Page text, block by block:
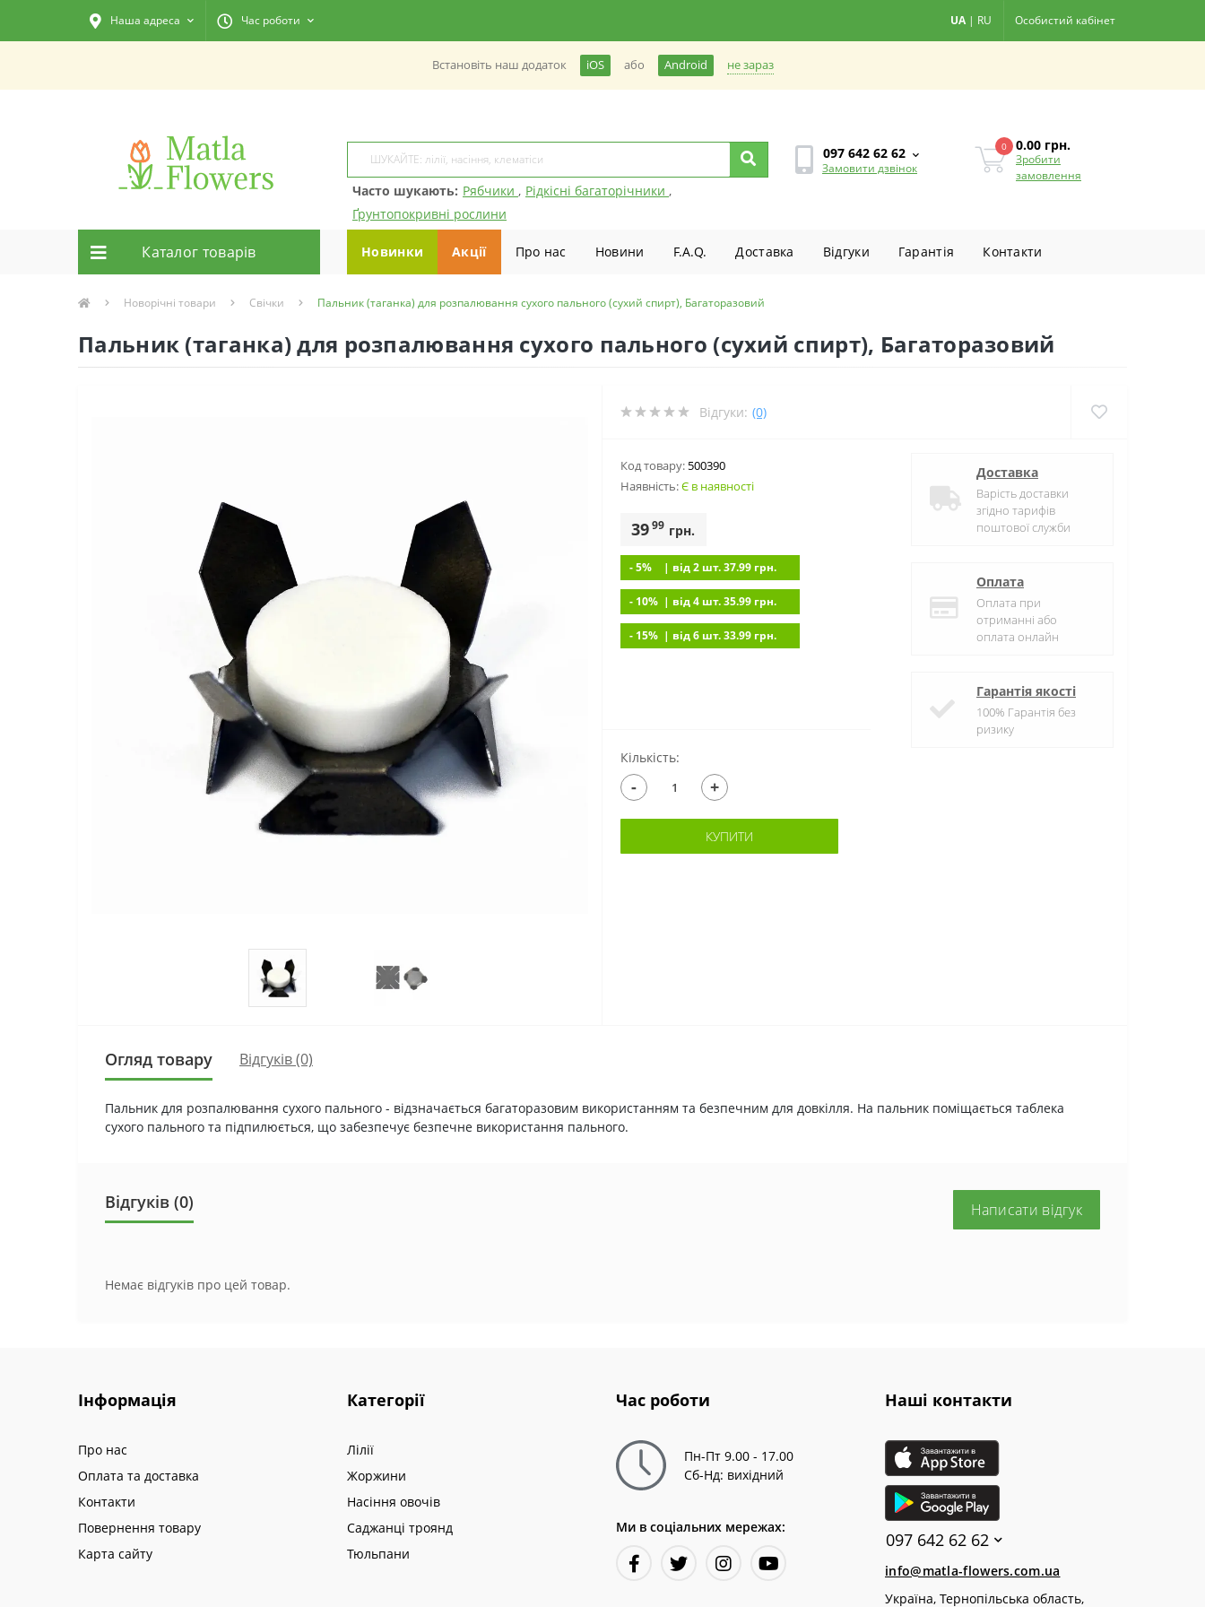
Наша адреса Час роботи UA | RU Особистий кабінет
Встановiть наш додаток iOS або Android не зараз
Часто шукають: Рябчики , Рідкісні багаторічники ,
Ґрунтопокривні рослини
097 642 62 62
Замовити дзвінок
0 0.00 грн.
Зробити
замовлення
Каталог товарiв Новинки Акції Про нас Новини F.A.Q. Доставка Вiдгуки Гарантiя Контакти
Новорічні товари Свічки Пальник (таганка) для розпалювання сухого пального (сухий спирт), Багаторазовий
Пальник (таганка) для розпалювання сухого пального (сухий спирт), Багаторазовий
Відгуки: (0)
Код товару: 500390
Наявність:Є в наявності
3999 грн.
- 5% | вiд 2 шт. 37.99 грн.
- 10% | вiд 4 шт. 35.99 грн.
- 15% | вiд 6 шт. 33.99 грн.
Доставка
Варість доставки
згідно тарифів
поштової служби
Оплата
Оплата при
отриманні або
оплата онлайн
Гарантія якості
100% Гарантія без
ризику
Кількість:
- +
КУПИТИ
Огляд товару Відгуків (0)
Пальник для розпалювання сухого пального - відзначається багаторазовим використанням та безпечним для довкілля. На пальник поміщається таблека
сухого пального та підпилюється, що забезпечує безпечне використання пального.
Відгуків (0) Написати відгук
Немає відгуків про цей товар.
Інформація
Про нас
Оплата та доставка
Контакти
Повернення товару
Карта сайту
Категорії
Лілії
Жоржини
Насіння овочів
Саджанці троянд
Тюльпани
Час роботи
Пн-Пт 9.00 - 17.00
Сб-Нд: вихідний
Ми в соціальних мережах:
Наші контакти
097 642 62 62
info@matla-flowers.com.ua
Україна, Тернопільська область,